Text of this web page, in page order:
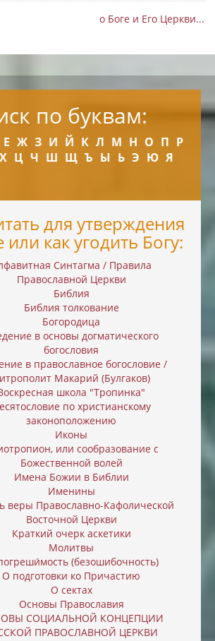
о Боге и Его Церкви...
по буквам:
Е Ж З И Й К Л М Н О П Р
Х Ц Ч Ш Щ Ъ Ы Ь Э Ю Я
для утверждения
или как угодить Богу:
Синтагма / Правила
Православной Церкви
Библия
Библия толкование
Богородица
в основы догматического
богословия
в православное богословие /
Макарий (Булгаков)
школа "Тропинка"
по христианскому
законоположению
Иконы
или cообразование с
Божественной волей
Имена Божии в Библии
Именины
веры Православно-Кафолической
Восточной Церкви
Краткий очерк аскетики
Молитвы
(безошибочность)
О подготовки ко Причастию
О сектах
Основы Православия
СОЦИАЛЬНОЙ КОНЦЕПЦИИ
ПРАВОСЛАВНОЙ ЦЕРКВИ